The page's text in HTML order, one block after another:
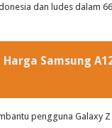
dan ludes dalam
Harga Samsung
pengguna Galaxy